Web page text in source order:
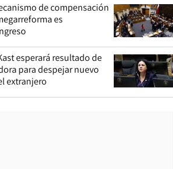
de compensación
es
esperará resultado de
para despejar nuevo
extranjero